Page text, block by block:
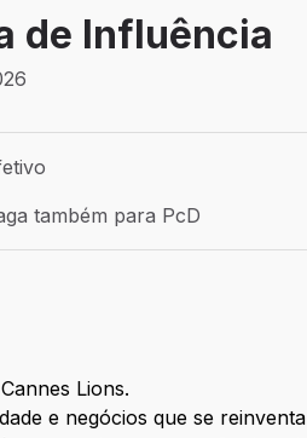
de Influência
vaga: Efetivo
também para PcD
também para PcD
Lions.
e negócios que se